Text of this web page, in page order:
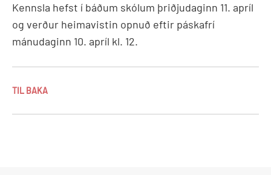
Kennsla hefst í báðum skólum þriðjudaginn 11. apríl
og verður heimavistin opnuð eftir páskafrí
mánudaginn 10. apríl kl. 12.
TIL BAKA